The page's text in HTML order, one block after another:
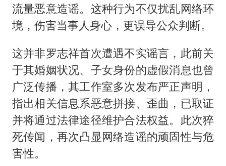
流量恶意造谣。这种行为不仅扰乱网络环
境，伤害当事人身心，更误导公众判断。
这并非罗志祥首次遭遇不实谣言，此前关
于其婚姻状况、子女身份的虚假消息也曾
广泛传播，其工作室多次发布严正声明，
指出相关信息系恶意拼接、歪曲，已取证
并将通过法律途径维护合法权益。此次猝
死传闻，再次凸显网络造谣的顽固性与危
害性。